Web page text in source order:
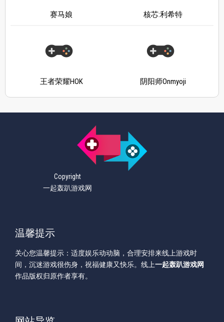
赛马娘 核芯:利希特
王者荣耀HOK 阴阳师Onmyoji
Copyright
一起轰趴游戏网
温馨提示
关心您温馨提示：适度娱乐动动脑，合理安排来线上游戏时
间，沉迷游戏很伤身，祝福健康又快乐。线上一起轰趴游戏网
作品版权归原作者享有。